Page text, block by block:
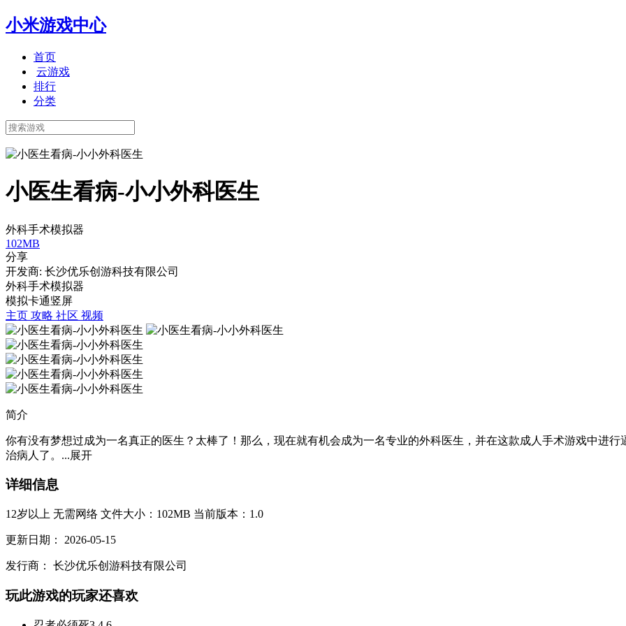
小米游戏中心
首页
云游戏
排行
分类
小医生看病-小小外科医生
外科手术模拟器
102MB
分享
开发商: 长沙优乐创游科技有限公司
外科手术模拟器
模拟卡通竖屏
主页 攻略 社区 视频
简介
你有没有梦想过成为一名真正的医生？太棒了！那么，现在就有机会成为一名专业的外科医生，并在这款成人手术游戏中进
治病人了。...展开
详细信息
12岁以上 无需网络 文件大小：102MB 当前版本：1.0
更新日期： 2026-05-15
发行商： 长沙优乐创游科技有限公司
玩此游戏的玩家还喜欢